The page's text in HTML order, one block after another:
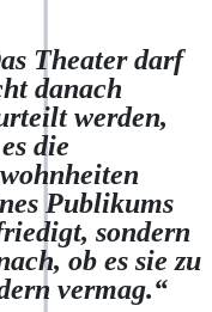
Theater darf
danach
werden,
die
Publikums
sondern
ob es sie zu
vermag.“